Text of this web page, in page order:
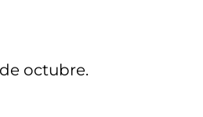
octubre.